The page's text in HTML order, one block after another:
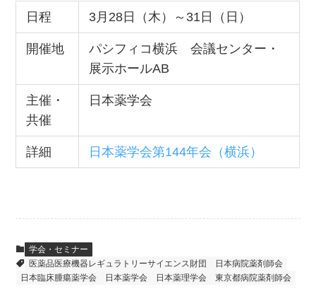
日程 3月28日（木）～31日（日）
開催地
パシフィコ横浜 会議センター・
展示ホールAB
主催・
共催
日本薬学会
詳細 日本薬学会第144年会（横浜）
学会・セミナー
医薬品医療機器レギュラトリーサイエンス財団
日本病院薬剤師会
日本臨床腫瘍薬学会
日本薬学会 日本薬理学会 東京都病院薬剤師会